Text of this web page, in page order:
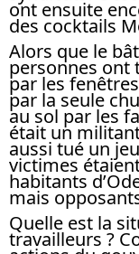
ont ensuite
des cocktails
Alors que le
personnes ont
par les
par la seule
au sol par les
était un
aussi tué un
victimes
habitants
mais
Quelle est la
travailleurs ?